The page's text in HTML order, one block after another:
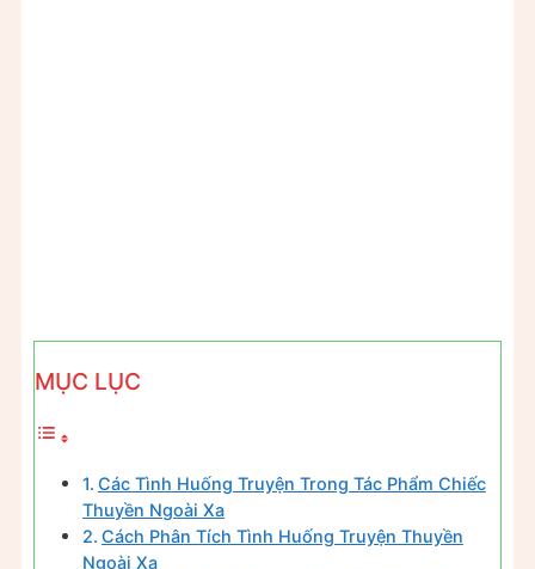
MỤC LỤC
Các Tình Huống Truyện Trong Tác Phẩm Chiếc
Thuyền Ngoài Xa
Cách Phân Tích Tình Huống Truyện Thuyền
Ngoài Xa